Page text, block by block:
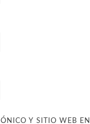
Y SITIO WEB